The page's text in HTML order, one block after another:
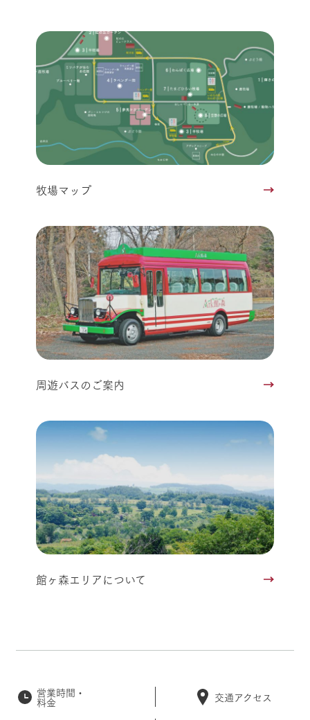
牧場マップ
周遊バスのご案内
館ヶ森エリアについて
営業時間・
料金 交通アクセス